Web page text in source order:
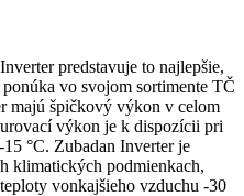
predstavuje to najlepšie,
vo svojom sortimente TČ
majú špičkový výkon v celom
výkon je k dispozícii pri
°C. Zubadan Inverter je
klimatických podmienkach,
vonkajšieho vzduchu -30